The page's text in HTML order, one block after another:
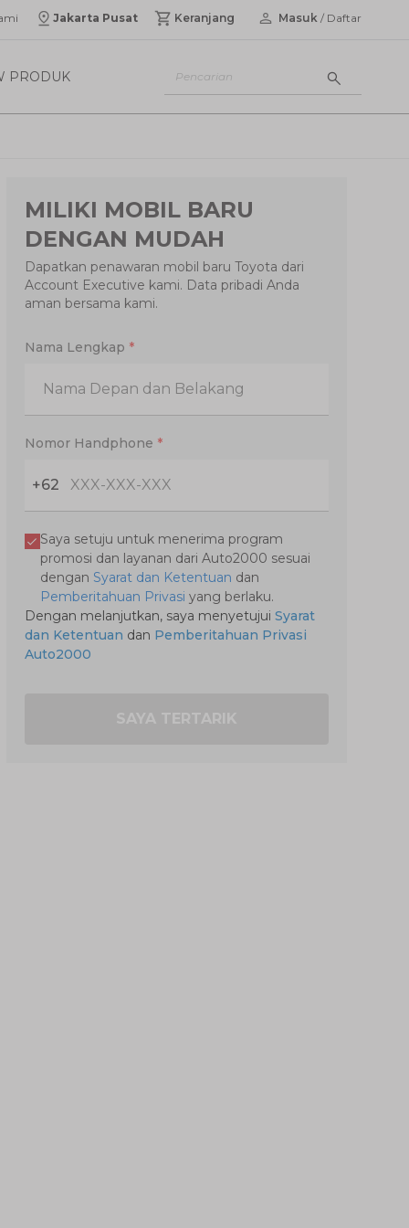
Jakarta Pusat Keranjang Masuk / Daftar
PRODUK
MILIKI MOBIL BARU
DENGAN MUDAH
Dapatkan penawaran mobil baru Toyota dari
Account Executive kami. Data pribadi Anda
aman bersama kami.
Nama Lengkap *
Nomor Handphone *
+62
Saya setuju untuk menerima program
promosi dan layanan dari Auto2000 sesuai
dengan Syarat dan Ketentuan dan
Pemberitahuan Privasi yang berlaku.
Dengan melanjutkan, saya menyetujui Syarat
dan Ketentuan dan Pemberitahuan Privasi
Auto2000